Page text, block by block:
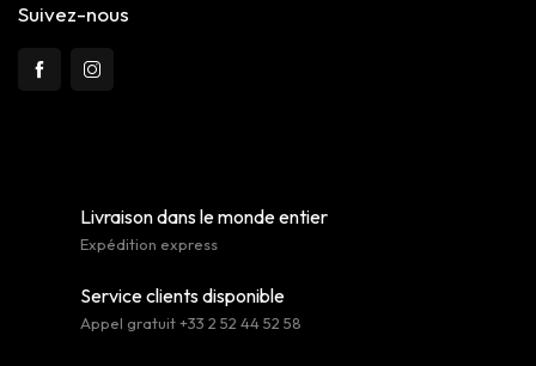
Suivez-nous
Livraison dans le monde entier
Expédition express
Service clients disponible
Appel gratuit +33 2 52 44 52 58